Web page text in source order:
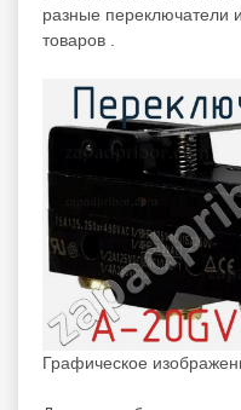
разные переключатели
товаров .
Графическое